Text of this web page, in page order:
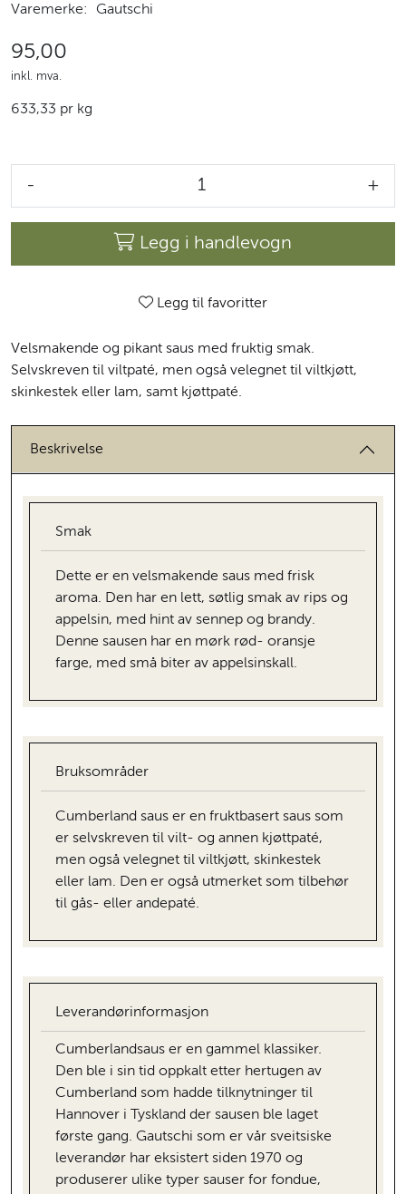
Varemerke: Gautschi
95,00
inkl. mva.
633,33 pr kg
- +
Legg i handlevogn
Legg til favoritter
Velsmakende og pikant saus med fruktig smak.
Selvskreven til viltpaté, men også velegnet til viltkjøtt,
skinkestek eller lam, samt kjøttpaté.
Beskrivelse
Smak
Dette er en velsmakende saus med frisk
aroma. Den har en lett, søtlig smak av rips og
appelsin, med hint av sennep og brandy.
Denne sausen har en mørk rød- oransje
farge, med små biter av appelsinskall.
Bruksområder
Cumberland saus er en fruktbasert saus som
er selvskreven til vilt- og annen kjøttpaté,
men også velegnet til viltkjøtt, skinkestek
eller lam. Den er også utmerket som tilbehør
til gås- eller andepaté.
Leverandørinformasjon
Cumberlandsaus er en gammel klassiker.
Den ble i sin tid oppkalt etter hertugen av
Cumberland som hadde tilknytninger til
Hannover i Tyskland der sausen ble laget
første gang. Gautschi som er vår sveitsiske
leverandør har eksistert siden 1970 og
produserer ulike typer sauser for fondue,